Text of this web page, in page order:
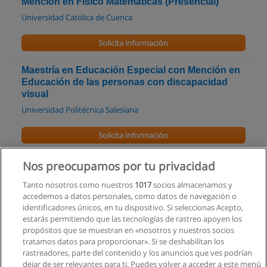
Universidad Católica de Cuenca
Solicita información
Maestría en Educación Especial con Mención en
Educación de las personas con discapacidad
visual
Universidad Politécnica Salesiana
Solicita información
Curso de Formación de Formadores
Solicita información
Curso - Estructuración en RRHH. para Insp
Generales de Instituciones Educativas
GTH Ecuador
Nos preocupamos por tu privacidad
Tanto nosotros como nuestros 1017socios almacenamos y
accedemos a datos personales, como datos de navegación o
identificadores únicos, en tu dispositivo. Si seleccionas Acepto,
estarás permitiendo que las tecnologías de rastreo apoyen los
propósitos que se muestran en «nosotros y nuestros socios
tratamos datos para proporcionar». Si se deshabilitan los
rastreadores, parte del contenido y los anuncios que ves podrían
dejar de ser relevantes para ti. Puedes volver a acceder a este menú